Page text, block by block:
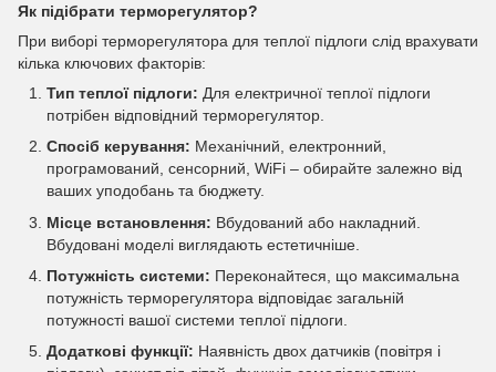
Як підібрати терморегулятор?
При виборі терморегулятора для теплої підлоги слід врахувати
кілька ключових факторів:
Тип теплої підлоги: Для електричної теплої підлоги
потрібен відповідний терморегулятор.
Спосіб керування: Механічний, електронний,
програмований, сенсорний, WiFi – обирайте залежно від
ваших уподобань та бюджету.
Місце встановлення: Вбудований або накладний.
Вбудовані моделі виглядають естетичніше.
Потужність системи: Переконайтеся, що максимальна
потужність терморегулятора відповідає загальній
потужності вашої системи теплої підлоги.
Додаткові функції: Наявність двох датчиків (повітря і